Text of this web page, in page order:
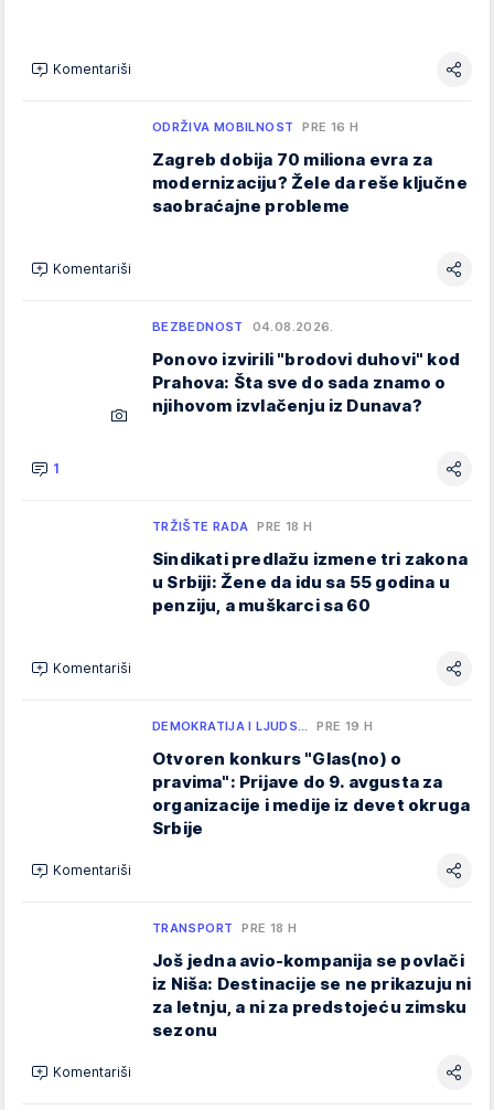
Komentariši
ODRŽIVA MOBILNOST PRE 16 H
Zagreb dobija 70 miliona evra za
modernizaciju? Žele da reše ključne
saobraćajne probleme
Komentariši
BEZBEDNOST 04.08.2026.
Ponovo izvirili "brodovi duhovi" kod
Prahova: Šta sve do sada znamo o
njihovom izvlačenju iz Dunava?
1
TRŽIŠTE RADA PRE 18 H
Sindikati predlažu izmene tri zakona
u Srbiji: Žene da idu sa 55 godina u
penziju, a muškarci sa 60
Komentariši
DEMOKRATIJA I LJUDS… PRE 19 H
Otvoren konkurs "Glas(no) o
pravima": Prijave do 9. avgusta za
organizacije i medije iz devet okruga
Srbije
Komentariši
TRANSPORT PRE 18 H
Još jedna avio-kompanija se povlači
iz Niša: Destinacije se ne prikazuju ni
za letnju, a ni za predstojeću zimsku
sezonu
Komentariši